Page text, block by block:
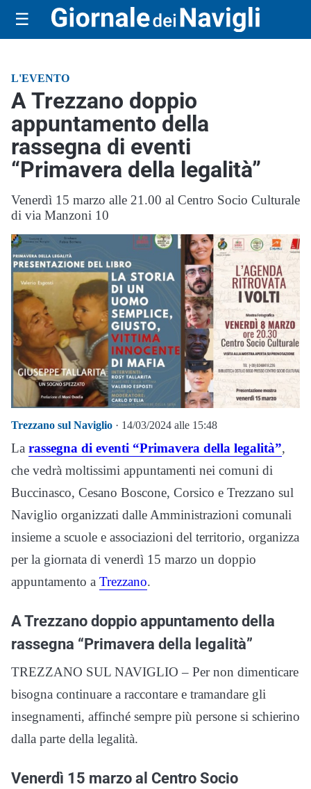
☰
L'EVENTO
A Trezzano doppio
appuntamento della
rassegna di eventi
“Primavera della legalità”
Venerdì 15 marzo alle 21.00 al Centro Socio Culturale
di via Manzoni 10
Trezzano sul Naviglio · 14/03/2024 alle 15:48
La rassegna di eventi “Primavera della legalità”,
che vedrà moltissimi appuntamenti nei comuni di
Buccinasco, Cesano Boscone, Corsico e Trezzano sul
Naviglio organizzati dalle Amministrazioni comunali
insieme a scuole e associazioni del territorio, organizza
per la giornata di venerdì 15 marzo un doppio
appuntamento a Trezzano.
A Trezzano doppio appuntamento della
rassegna “Primavera della legalità”
TREZZANO SUL NAVIGLIO – Per non dimenticare
bisogna continuare a raccontare e tramandare gli
insegnamenti, affinché sempre più persone si schierino
dalla parte della legalità.
Venerdì 15 marzo al Centro Socio